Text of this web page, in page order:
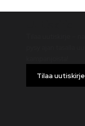
Tilaa uutiskirje